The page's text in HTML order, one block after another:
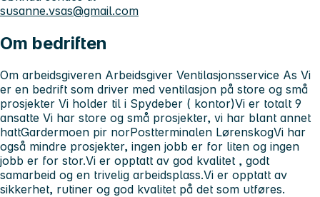
susanne.vsas@gmail.com
Om bedriften
Om arbeidsgiveren Arbeidsgiver Ventilasjonsservice As Vi
er en bedrift som driver med ventilasjon på store og små
prosjekter Vi holder til i Spydeber ( kontor)Vi er totalt 9
ansatte Vi har store og små prosjekter, vi har blant annet
hattGardermoen pir norPostterminalen LørenskogVi har
også mindre prosjekter, ingen jobb er for liten og ingen
jobb er for stor.Vi er opptatt av god kvalitet , godt
samarbeid og en trivelig arbeidsplass.Vi er opptatt av
sikkerhet, rutiner og god kvalitet på det som utføres.